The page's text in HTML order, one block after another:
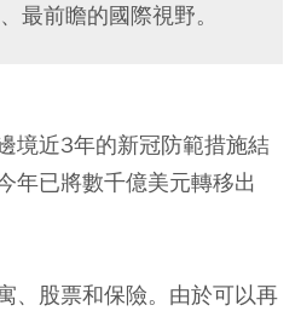
最前瞻的國際視野。
境近3年的新冠防範措施結
年已將數千億美元轉移出
、股票和保險。由於可以再